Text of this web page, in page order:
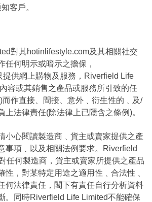
客戶。
對其hotinlifestyle.com及其相關社交
任何明示或暗示之擔保，
提供網上購物及服務，Riverfield Life
容或其銷售之產品或服務所引致的任
作直接、間接、意外﹑衍生性的﹑及/
上法律責任(除法律上已隱含之條例)。
小心閱讀製造商﹑貨主或賣家提供之產
事項﹑以及相關法例要求。Riverfield
任何製造商，貨主或賣家所提供之產品
性，對某特定用途之適用性﹑合法性﹑
何法律責任，閣下有責任自行分析資料
。同時Riverfield Life Limited不能確保